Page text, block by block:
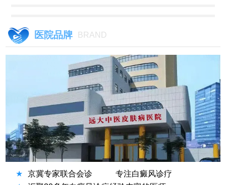
医院品牌 BRAND
★ 京冀专家联合会诊
专注白癜风诊疗